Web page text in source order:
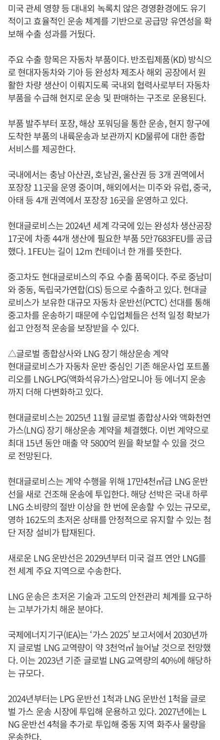
미국 관세 영향 등 대내외 녹록치 않은 경영환경에도 유기
적이고 효율적인 운송 체계를 기반으로 공급망 유연성을 확
보해 수출 성과를 거뒀다.
주요 수출 항목은 자동차 부품이다. 반조립제품(KD) 방식으
로 현대자동차와 기아 등 완성차 제조사 해외 공장에서 원
활한 차량 생산이 이뤄지도록 국내외 협력사로부터 자동차
부품을 수급해 현지로 운송 및 판매하는 구조로 운용된다.
부품 발주부터 포장, 해상 포워딩을 통한 운송, 현지 항구에
도착한 부품의 내륙운송과 보관까지 KD물류에 대한 종합
서비스를 제공한다.
국내에서는 충남 아산권, 호남권, 울산권 등 3개 권역에서
포장장 11곳을 운영 중이며, 해외에서는 미주와 유럽, 중국,
아태 등 4개 권역에서 포장장 16곳을 운영하고 있다.
현대글로비스는 2024년 세계 각국에 있는 완성차 생산공장
17곳에 차종 44개 생산에 필요한 부품 5만7683FEU를 공급
했다. 1FEU는 길이 12m 컨테이너 한 개를 뜻한다.
중고차도 현대글로비스의 주요 수출 품목이다. 주로 중남미
와 중동, 독립국가연합(CIS) 등으로 수출하고 있다. 현대글
로비스가 보유한 대규모 자동차 운반선(PCTC) 선대를 통해
중고차를 운송하기 때문에 수입업체들은 선적 일정 확보가
쉽고 안정적 운송을 보장받을 수 있다.
△글로벌 종합상사와 LNG 장기 해상운송 계약
현대글로비스가 자동차 운반 중심인 기존 해운사업 포트폴
리오를 LNG·LPG(액화석유가스)·암모니아 등 에너지 운송
까지 더해 다변화하고 있다.
현대글로비스는 2025년 11월 글로벌 종합상사와 액화천연
가스(LNG) 장기 해상운송 계약을 체결했다. 이번 계약으로
최대 15년 동안 매출 약 5800억 원을 확보할 수 있을 것으
로 전망된다.
현대글로비스는 계약 수행을 위해 17만4천㎥급 LNG 운반
선을 새로 건조해 운송에 투입한다. 해당 선박은 국내 하루
LNG 소비량의 절반 이상을 한 번에 운송할 수 있는 규모로,
영하 162도의 초저온 상태를 안정적으로 유지할 수 있는 첨
단 저장 설비가 탑재된다.
새로운 LNG 운반선은 2029년부터 미국 걸프 연안 LNG를
전 세계 주요 지역으로 수송한다.
LNG 운송은 초저온 기술과 고도의 안전관리 체계를 요구하
는 고부가가치 해운 분야다.
국제에너지기구(IEA)는 ‘가스 2025’ 보고서에서 2030년까
지 글로벌 LNG 교역량이 약 3천억㎥ 늘어날 것으로 전망했
다. 이는 2023년 기준 글로벌 LNG 교역량의 40%에 해당하
는 규모다.
2024년부터는 LPG 운반선 1척과 LNG 운반선 1척을 글로
벌 가스 운송 시장에 투입해 운용하고 있다. 2027년에는 L
NG 운반선 4척을 추가로 투입해 중동 지역 화주사 물량을
운송한다.